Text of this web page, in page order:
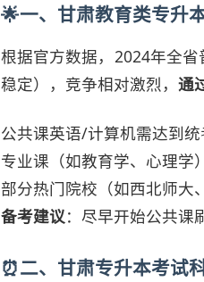
🌟一、甘肃教育类专升
根据官方数据，2024年全
稳定），竞争相对激烈， 通
公共课英语/计算机需达到
专业课（如教育学、心理学
部分热门院校（如西北师大
备考建议：尽早开始公共课
⏰二、甘肃专升本考试